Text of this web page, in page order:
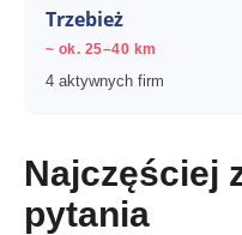
Trzebież
~ ok. 25–40 km
4 aktywnych firm
Najczęściej
pytania